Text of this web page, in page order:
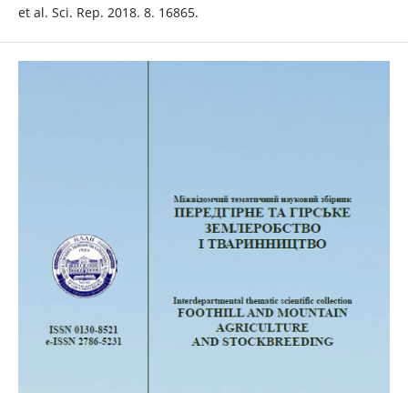
et al. Sci. Rep. 2018. 8. 16865.